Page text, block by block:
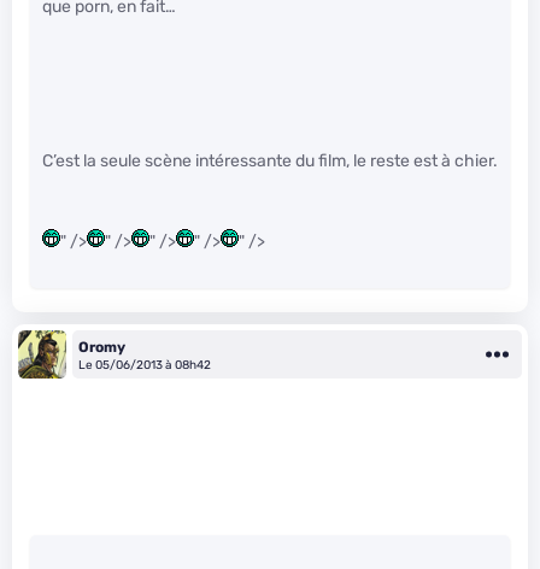
que porn, en fait…
C’est la seule scène intéressante du film, le reste est à chier.
" /> " /> " /> " /> " />
Oromy
Le 05/06/2013 à 08h42